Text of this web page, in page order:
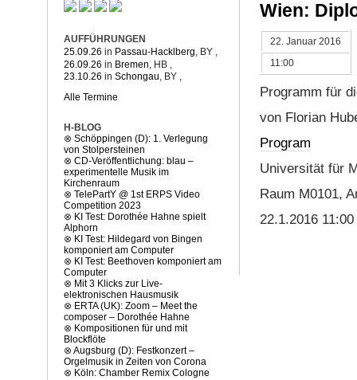
Wien:
22. Januar 2016
11:00
Programm für
von Florian
Program
Universität für
Raum M0101,
22.1.2016 11:00
AUFFÜHRUNGEN
25.09.26 in Passau-Hacklberg , BY
26.09.26 in Bremen , HB
23.10.26 in Schongau, BY ,
Alle Termine
H-BLOG
⊗ Schöppingen (D): 1. Verlegung
von Stolpersteinen
⊗ CD-Veröffentlichung: blau –
experimentelle Musik im
Kirchenraum
⊗ TelePartY @ 1st ERPS Video
Competition 2023
⊗ KI Test: Dorothée Hahne spielt
Alphorn
⊗ KI Test: Hildegard von Bingen
komponiert am Computer
⊗ KI Test: Beethoven komponiert am
Computer
⊗ Mit 3 Klicks zur Live-
elektronischen Hausmusik
⊗ ERTA (UK): Zoom – Meet the
composer – Dorothée Hahne
⊗ Kompositionen für und mit
Blockflöte
⊗ Augsburg (D): Festkonzert –
Orgelmusik in Zeiten von Corona
⊗ Köln: Chamber Remix Cologne